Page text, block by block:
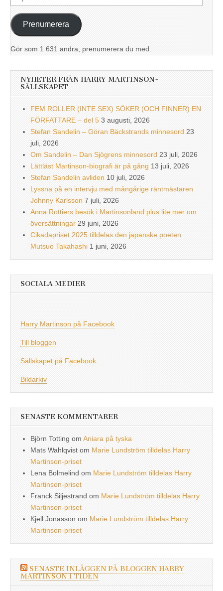
postadress
Prenumerera
Gör som 1 631 andra, prenumerera du med.
NYHETER FRÅN HARRY MARTINSON-
SÄLLSKAPET
FEM ROLLER (INTE SEX) SÖKER (OCH FINNER) EN
FÖRFATTARE – del 5 3 augusti, 2026
Stefan Sandelin – Göran Bäckstrands minnesord 23
juli, 2026
Om Sandelin – Dan Sjögrens minnesord 23 juli, 2026
Lättläst Martinson-biografi är på gång 13 juli, 2026
Stefan Sandelin avliden 10 juli, 2026
Lyssna på en intervju med mångårige räntmästaren
Johnny Karlsson 7 juli, 2026
Anna Rottiers besök i Martinsonland plus lite mer om
översättningar 29 juni, 2026
Cikadapriset 2025 tilldelas den japanske poeten
Mutsuo Takahashi 1 juni, 2026
SOCIALA MEDIER
Harry Martinson på Facebook
Till bloggen
Sällskapet på Facebook
Bildarkiv
SENASTE KOMMENTARER
Björn Totting om Aniara på tyska
Mats Wahlqvist om Marie Lundström tilldelas Harry
Martinson-priset
Lena Bolmelind om Marie Lundström tilldelas Harry
Martinson-priset
Franck Siljestrand om Marie Lundström tilldelas Harry
Martinson-priset
Kjell Jonasson om Marie Lundström tilldelas Harry
Martinson-priset
SENASTE INLÄGGEN PÅ BLOGGEN HARRY
MARTINSON I TIDEN